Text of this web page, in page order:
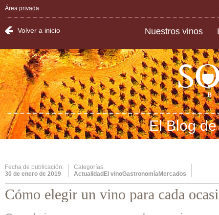
Área privada
Volver a inicio Nuestros vinos
El Blog
Fecha de publicación:
30 de enero de 2019
Categorías:
ActualidadEl vinoGastronomíaMercados
Cómo elegir un vino para cada